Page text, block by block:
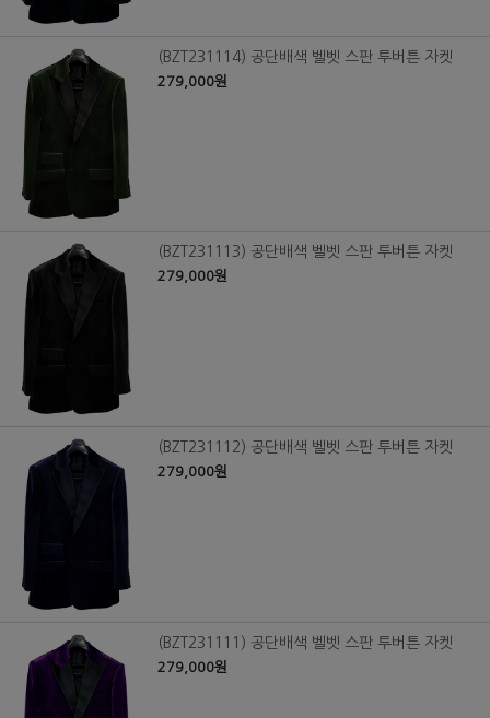
(BZT231114) 공단배색 벨벳 스판 투버튼 자켓
279,000원
(BZT231113) 공단배색 벨벳 스판 투버튼 자켓
279,000원
(BZT231112) 공단배색 벨벳 스판 투버튼 자켓
279,000원
(BZT231111) 공단배색 벨벳 스판 투버튼 자켓
279,000원